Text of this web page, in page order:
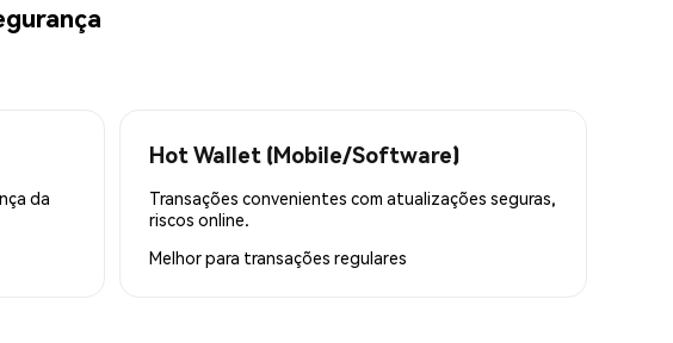
da
Hot Wallet (Mobile/Software)
Transações convenientes com atualizações seguras,
riscos online.
Melhor para transações regulares